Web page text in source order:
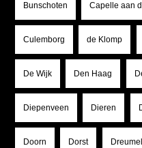
Bunschoten Capelle aan
Culemborg de Klomp
De Wijk Den Haag
Diepenveen Dieren
Doorn Dorst Dreumel